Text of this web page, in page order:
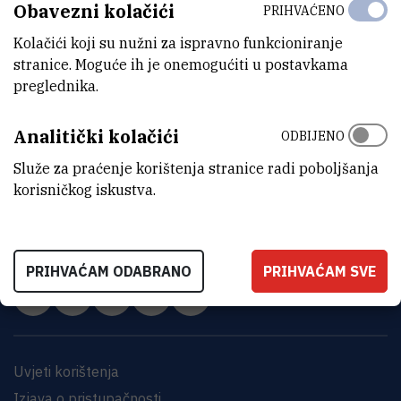
INSTITUT RUĐER BOŠKOVIĆ
Uvjeti korištenja
Obavezni kolačići
Kolačići koji su nužni za ispravno funkcioniranje
stranice. Moguće ih je onemogućiti u postavkama
preglednika.
PRIHVAĆENO
Analitički kolačići
Služe za praćenje korištenja stranice radi poboljšanja
korisničkog iskustva.
ODBIJENO
PRIHVAĆAM ODABRANO PRIHVAĆAM SVE